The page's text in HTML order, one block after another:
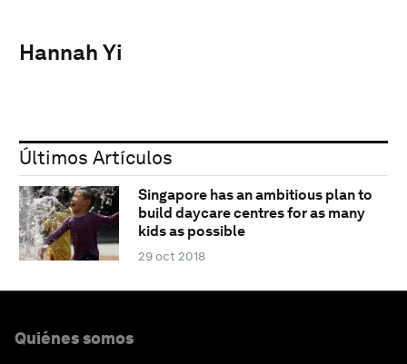
Hannah Yi
Últimos Artículos
Singapore has an ambitious plan to
build daycare centres for as many
kids as possible
29 oct 2018
Quiénes somos